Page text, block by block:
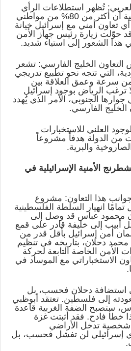
تُظهر استطلاعات الرأي
التي أجرتها مراكز عربية أن أكثر من 80% من مواطني
أي تعاون أمني مع إسرائيل خيانة
حوّلت زيارة رئيس جهاز الأمن
هذا الشعور إلى استياء شديد.
الخليج الفارسي: تشعر
التي تتجه نحو تطبيع تدريجي
سرعة وعمق العلاقة بين
ترغب الرياض بوجود إسرائيل
الجنوبي، الأمر الذي يُهدد
الفارسي.
العلني للاستخبارات
من الدولة هدفاً مشروعاً
والبرية.
الأمنية الإسرائيلية في
هذا التعاون: مشروع
انهيار السلطة الفلسطينية
محمود عباس قد وصل إلى
أبيب إلى خليفة قادر على قمع
أمن إسرائيل بأقل قدر من
محمد دحلان، بتاريخه في تنظيم
14 و17” (قوات الأمن الخاصة التابعة لحركة
الاستخباراتي مع الموساد في
استضافة دحلان فحسب، بل
إلى فلسطين. تعتقد أبوظبي
ستصبح الضفة الغربية قاعدة
خطأ فادح. فقد أثبتت غزة
شخصية تدخل الأراضي
إسرائيلي لن تفشل فحسب، بل